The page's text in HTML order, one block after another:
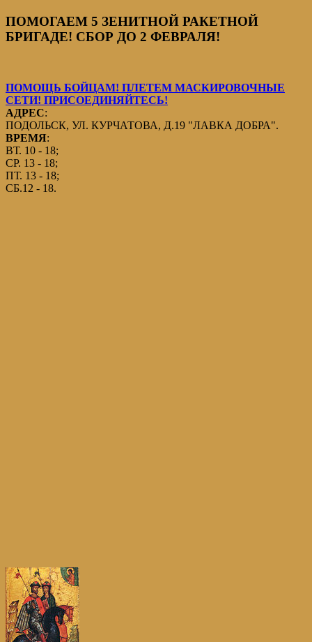
ПОМОГАЕМ 5 ЗЕНИТНОЙ РАКЕТНОЙ
БРИГАДЕ! СБОР ДО 2 ФЕВРАЛЯ!
ПОМОЩЬ БОЙЦАМ! ПЛЕТЕМ МАСКИРОВОЧНЫЕ
СЕТИ! ПРИСОЕДИНЯЙТЕСЬ!
АДРЕС:
ПОДОЛЬСК, УЛ. КУРЧАТОВА, Д.19 "ЛАВКА ДОБРА".
ВРЕМЯ:
ВТ. 10 - 18;
СР. 13 - 18;
ПТ. 13 - 18;
СБ.12 - 18.